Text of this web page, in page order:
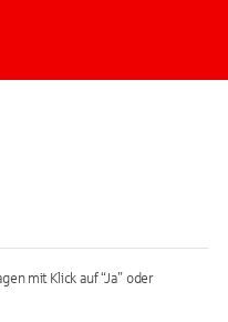
mit Klick auf “Ja” oder